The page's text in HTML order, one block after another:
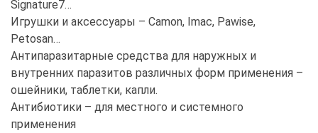
Signature7…
Игрушки и аксессуары – Camon, Imac, Pawise,
Petosan…
Антипаразитарные средства для наружных и
внутренних паразитов различных форм применения –
ошейники, таблетки, капли.
Антибиотики – для местного и системного
применения